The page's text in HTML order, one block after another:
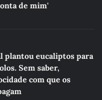
de mim'
plantou eucaliptos para
Sem saber,
com que os